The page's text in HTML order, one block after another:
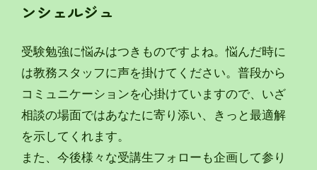
ンシェルジュ
受験勉強に悩みはつきものですよね。悩んだ時に
は教務スタッフに声を掛けてください。普段から
コミュニケーションを心掛けていますので、いざ
相談の場面ではあなたに寄り添い、きっと最適解
を示してくれます。
また、今後様々な受講生フォローも企画して参り